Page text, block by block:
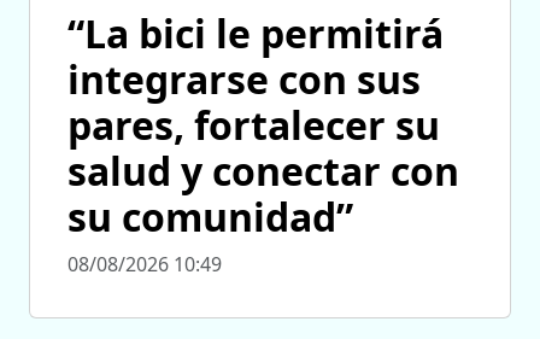
“La bici le permitirá
integrarse con sus
pares, fortalecer su
salud y conectar con
su comunidad”
08/08/2026 10:49